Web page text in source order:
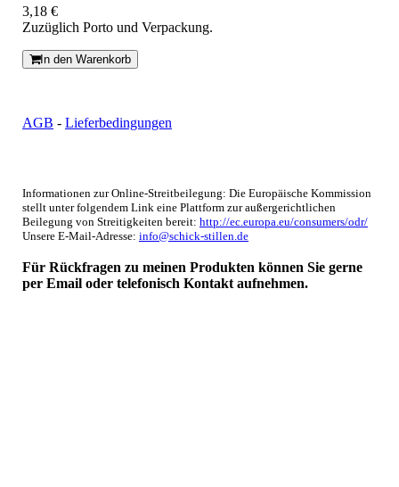
3,18 €
Zuzüglich Porto und Verpackung.
In den Warenkorb
AGB - Lieferbedingungen
Informationen zur Online-Streitbeilegung: Die Europäische Kommission
stellt unter folgendem Link eine Plattform zur außergerichtlichen
Beilegung von Streitigkeiten bereit: http://ec.europa.eu/consumers/odr/
Unsere E-Mail-Adresse: info@schick-stillen.de
Für Rückfragen zu meinen Produkten können Sie gerne
per Email oder telefonisch Kontakt aufnehmen.